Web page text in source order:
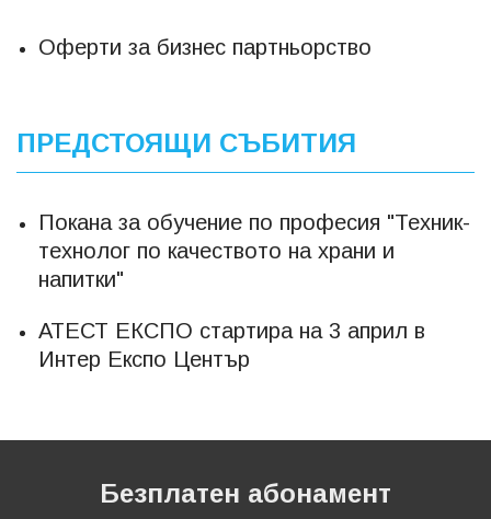
Оферти за бизнес партньорство
ПРЕДСТОЯЩИ СЪБИТИЯ
Покана за обучение по професия "Техник-
технолог по качеството на храни и
напитки"
АТЕСТ ЕКСПО стартира на 3 април в
Интер Експо Център
Безплатен абонамент